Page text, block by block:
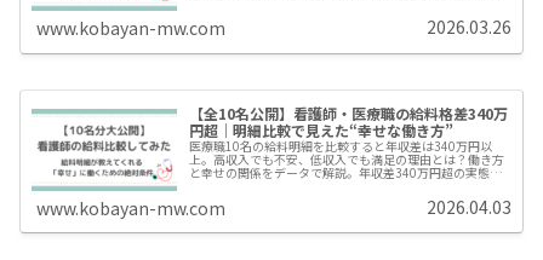
き方に悩む看護師必見。
www.kobayan-mw.com 2026.03.26
【全10名公開】看護師・医療職の給料格差340万
円超｜明細比較で見えた“幸せな働き方”
医療職10名の給料明細を比較すると年収差は340万円以
上。高収入でも不安、低収入でも満足の理由とは？働き方
と幸せの関係をデータで解説。年収差340万円超の実態か
www.kobayan-mw.com 2026.04.03